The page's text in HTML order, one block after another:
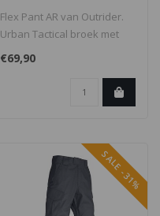
Flex Pant AR van Outrider.
Urban Tactical broek met
een hoog comfort en
praktisc..
€69,90
SALE -31%